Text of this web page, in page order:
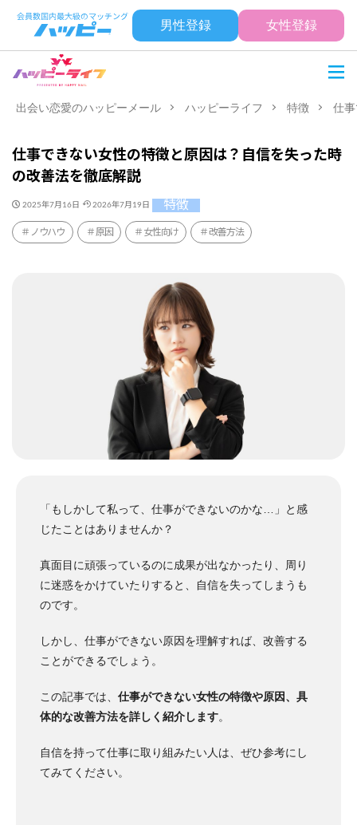
男性登録 女性登録
出会い恋愛のハッピーメール ハッピーライフ 特徴 仕
仕事できない女性の特徴と原因は？自信を失った時
の改善法を徹底解説
2025年7月16日 2026年7月19日 特徴
ノウハウ 原因 女性向け 改善方法
「もしかして私って、仕事ができないのかな…」と感
じたことはありませんか？
真面目に頑張っているのに成果が出なかったり、周り
に迷惑をかけていたりすると、自信を失ってしまうも
のです。
しかし、仕事ができない原因を理解すれば、改善する
ことができるでしょう。
この記事では、 仕事ができない女性の特徴や原因、具
体的な改善方法を詳しく紹介します。
自信を持って仕事に取り組みたい人は、ぜひ参考にし
てみてください。